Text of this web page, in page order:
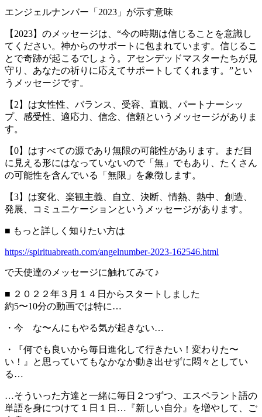
エンジェルナンバー「2023」が示す意味
【2023】のメッセージは、“今の時期は信じることを意識し
てください。神からのサポートに包まれています。信じるこ
とで奇跡が起こるでしょう。アセンデッドマスターたちが見
守り、あなたの祈りに応えてサポートしてくれます。”とい
うメッセージです。
【2】は女性性、バランス、受容、直観、パートナーシッ
プ、感受性、適応力、信念、信頼というメッセージがありま
す。
【0】はすべての源であり無限の可能性があります。まだ目
に見える形にはなっていないので「無」でもあり、たくさん
の可能性を含んでいる「無限」を象徴します。
【3】は変化、楽観主義、自立、決断、情熱、熱中、創造、
発展、コミュニケーションというメッセージがあります。
■ もっと詳しく知りたい方は
https://spirituabreath.com/angelnumber-2023-162546.html
で天使達のメッセージに触れてみて♪
■ ２０２２年３月１４日からスタートしました
約5〜10分の動画では特に…
・今 な〜んにもやる気が起きない…
・『何でも良いから毎日進化して行きたい！変わりた〜
い！』と思っていてもなかなか動き出せずに悶々としてい
る…
…そういった方達と一緒に毎日２つずつ、エスペラント語の
単語を身につけて１日１日…『新しい自分』を増やして、ご